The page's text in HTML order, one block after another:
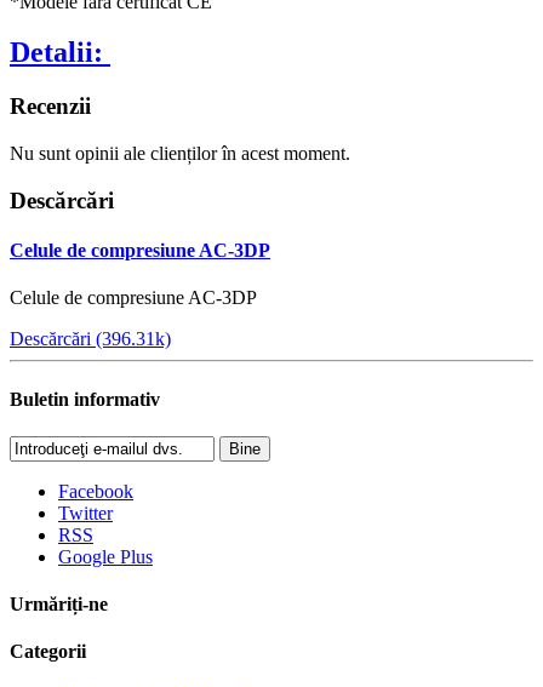
Detalii:
Recenzii
Nu sunt opinii ale clienților în acest moment.
Descărcări
Celule de compresiune AC-3DP
Celule de compresiune AC-3DP
Descărcări (396.31k)
Buletin informativ
Bine
Facebook
Twitter
RSS
Google Plus
Urmăriți-ne
Categorii